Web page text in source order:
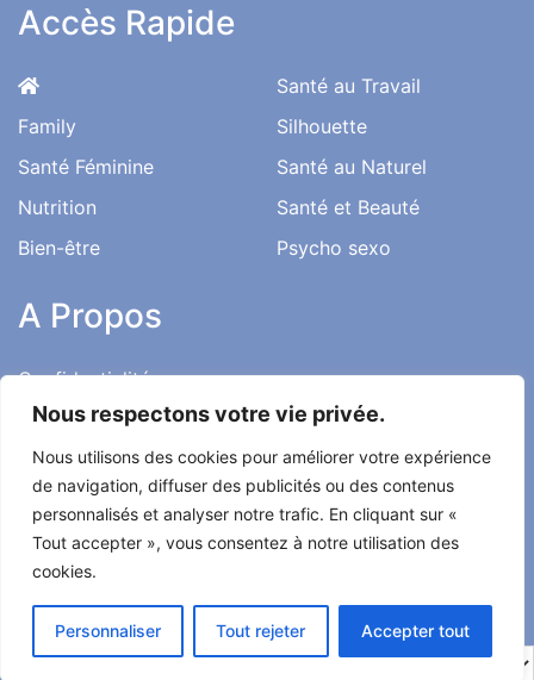
Nous respectons votre vie privée.
Nous utilisons des cookies pour améliorer votre expérience
de navigation, diffuser des publicités ou des contenus
personnalisés et analyser notre trafic. En cliquant sur «
Tout accepter », vous consentez à notre utilisation des
cookies.
Personnaliser Tout rejeter Accepter tout
Accès Rapide
Family
Santé Féminine
Nutrition
Bien-être
Santé au Travail
Silhouette
Santé au Naturel
Santé et Beauté
Psycho sexo
A Propos
Confidentialité
Mentions Légales
Charte Éditoriale
Conditions d’utilisation
Contact
Témoignages